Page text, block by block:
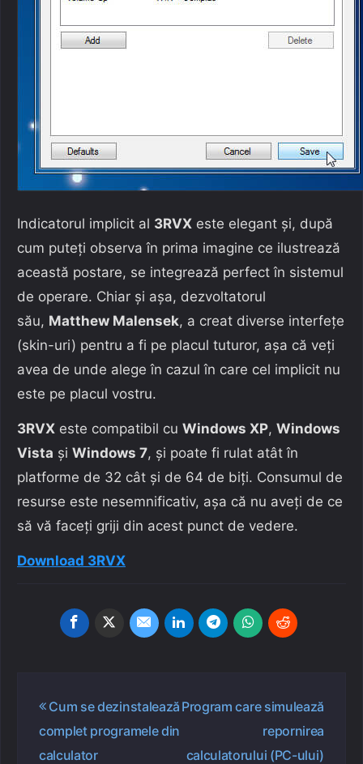
Indicatorul implicit al 3RVX este elegant și, după
cum puteți observa în prima imagine ce ilustrează
această postare, se integrează perfect în sistemul
de operare. Chiar și așa, dezvoltatorul
său, Matthew Malensek, a creat diverse interfețe
(skin-uri) pentru a fi pe placul tuturor, așa că veți
avea de unde alege în cazul în care cel implicit nu
este pe placul vostru.
3RVX este compatibil cu Windows XP, Windows
Vista și Windows 7, și poate fi rulat atât în
platforme de 32 cât și de 64 de biți. Consumul de
resurse este nesemnificativ, așa că nu aveți de ce
să vă faceți griji din acest punct de vedere.
Download 3RVX
Navigare
articole
Cum se dezinstalează
complet programele din
calculator
Program care simulează
repornirea
calculatorului (PC-ului)